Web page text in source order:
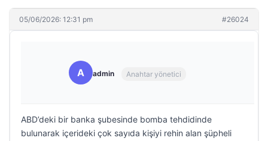
05/06/2026: 12:31 pm #26024
A admin Anahtar yönetici
ABD’deki bir banka şubesinde bomba tehdidinde
bulunarak içerideki çok sayıda kişiyi rehin alan şüpheli